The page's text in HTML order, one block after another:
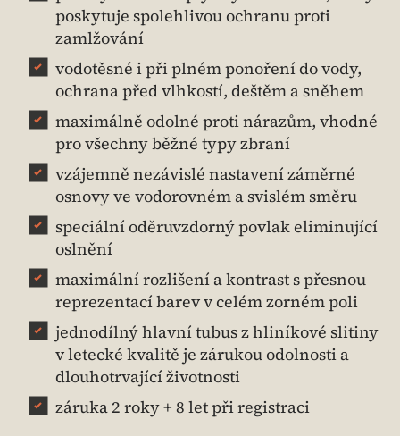
poskytuje spolehlivou ochranu proti
zamlžování
vodotěsné i při plném ponoření do vody,
ochrana před vlhkostí, deštěm a sněhem
maximálně odolné proti nárazům, vhodné
pro všechny běžné typy zbraní
vzájemně nezávislé nastavení záměrné
osnovy ve vodorovném a svislém směru
speciální oděruvzdorný povlak eliminující
oslnění
maximální rozlišení a kontrast s přesnou
reprezentací barev v celém zorném poli
jednodílný hlavní tubus z hliníkové slitiny
v letecké kvalitě je zárukou odolnosti a
dlouhotrvající životnosti
záruka 2 roky + 8 let při registraci